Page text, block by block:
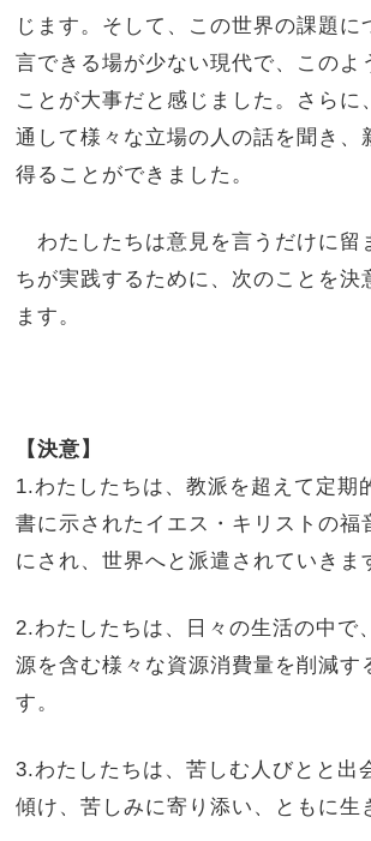
じます。そして、この世界の課題に
言できる場が少ない現代で、このよ
ことが大事だと感じました。さらに
通して様々な立場の人の話を聞き、
得ることができました。
わたしたちは意見を言うだけに留
ちが実践するために、次のことを決
ます。
【決意】
1.わたしたちは、教派を超えて定期
書に示されたイエス・キリストの福
にされ、世界へと派遣されていきま
2.わたしたちは、日々の生活の中で
源を含む様々な資源消費量を削減す
す。
3.わたしたちは、苦しむ人びとと出
傾け、苦しみに寄り添い、ともに生